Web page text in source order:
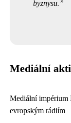
byznysu.
Mediální
Mediální impérium
evropským rádiím